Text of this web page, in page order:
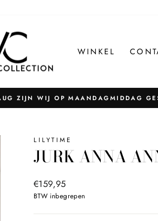
WINKEL
Pauzeer
ZIJN WIJ OP MAANDAGMIDDAG
LILYTIME
JURK ANNA
Normale
prijs
€159,95
BTW inbegrepen